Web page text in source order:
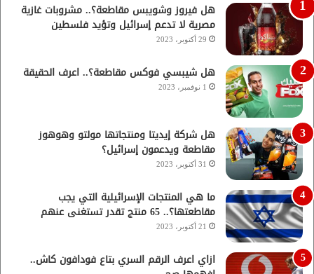
هل فيروز وشويبس مقاطعة؟.. مشروبات غازية
مصرية لا تدعم إسرائيل وتؤيد فلسطين
29 أكتوبر، 2023
هل شيبسي فوكس مقاطعة؟.. اعرف الحقيقة
1 نوفمبر، 2023
هل شركة إيديتا ومنتجاتها مولتو وهوهوز
مقاطعة ويدعمون إسرائيل؟
31 أكتوبر، 2023
ما هي المنتجات الإسرائيلية التي يجب
مقاطعتها؟.. 65 منتج تقدر تستغنى عنهم
21 أكتوبر، 2023
ازاي اعرف الرقم السري بتاع فودافون كاش..